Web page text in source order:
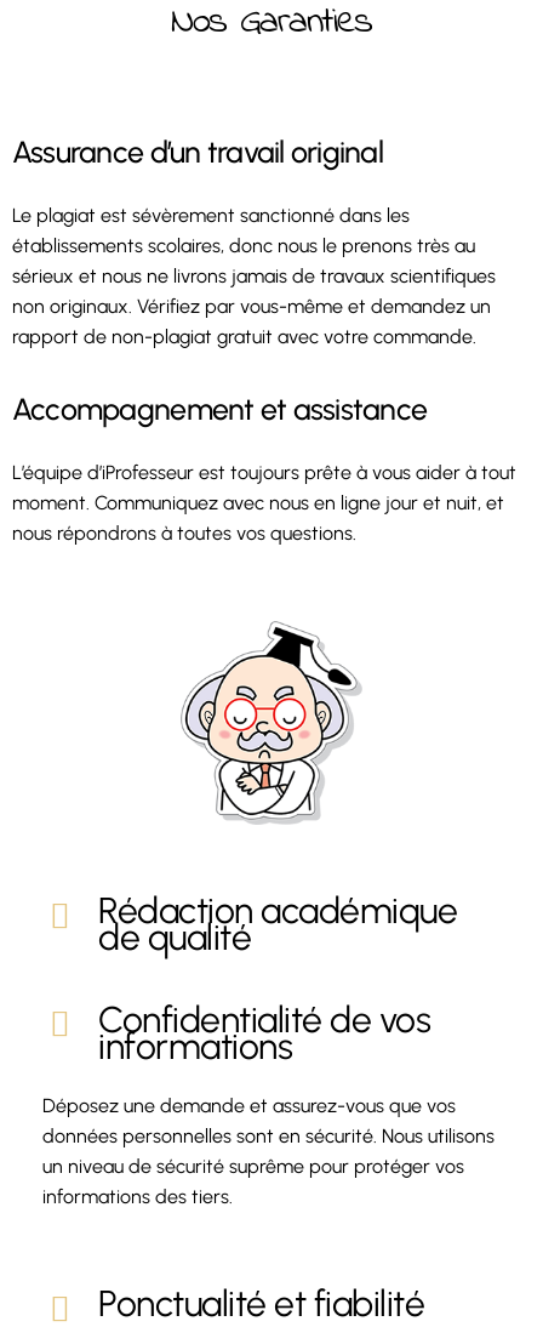
Nos Garanties
Assurance d’un travail original
Le plagiat est sévèrement sanctionné dans les
établissements scolaires, donc nous le prenons très au
sérieux et nous ne livrons jamais de travaux scientifiques
non originaux. Vérifiez par vous-même et demandez un
rapport de non-plagiat gratuit avec votre commande.
Accompagnement et assistance
L’équipe d’iProfesseur est toujours prête à vous aider à tout
moment. Communiquez avec nous en ligne jour et nuit, et
nous répondrons à toutes vos questions.
Rédaction académique
de qualité
Confidentialité de vos
informations
Déposez une demande et assurez-vous que vos
données personnelles sont en sécurité. Nous utilisons
un niveau de sécurité suprême pour protéger vos
informations des tiers.
Ponctualité et fiabilité